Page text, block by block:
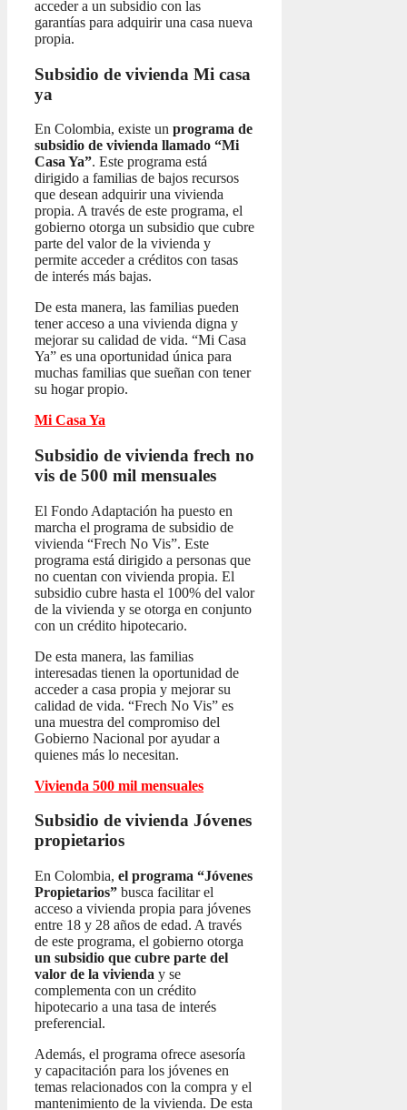
acceder a un subsidio con las
garantías para adquirir una casa nueva
propia.
Subsidio de vivienda Mi casa
ya
En Colombia, existe un programa de
subsidio de vivienda llamado “Mi
Casa Ya”. Este programa está
dirigido a familias de bajos recursos
que desean adquirir una vivienda
propia. A través de este programa, el
gobierno otorga un subsidio que cubre
parte del valor de la vivienda y
permite acceder a créditos con tasas
de interés más bajas.
De esta manera, las familias pueden
tener acceso a una vivienda digna y
mejorar su calidad de vida. “Mi Casa
Ya” es una oportunidad única para
muchas familias que sueñan con tener
su hogar propio.
Mi Casa Ya
Subsidio de vivienda frech no
vis de 500 mil mensuales
El Fondo Adaptación ha puesto en
marcha el programa de subsidio de
vivienda “Frech No Vis”. Este
programa está dirigido a personas que
no cuentan con vivienda propia. El
subsidio cubre hasta el 100% del valor
de la vivienda y se otorga en conjunto
con un crédito hipotecario.
De esta manera, las familias
interesadas tienen la oportunidad de
acceder a casa propia y mejorar su
calidad de vida. “Frech No Vis” es
una muestra del compromiso del
Gobierno Nacional por ayudar a
quienes más lo necesitan.
Vivienda 500 mil mensuales
Subsidio de vivienda Jóvenes
propietarios
En Colombia, el programa “Jóvenes
Propietarios” busca facilitar el
acceso a vivienda propia para jóvenes
entre 18 y 28 años de edad. A través
de este programa, el gobierno otorga
un subsidio que cubre parte del
valor de la vivienda y se
complementa con un crédito
hipotecario a una tasa de interés
preferencial.
Además, el programa ofrece asesoría
y capacitación para los jóvenes en
temas relacionados con la compra y el
mantenimiento de la vivienda. De esta